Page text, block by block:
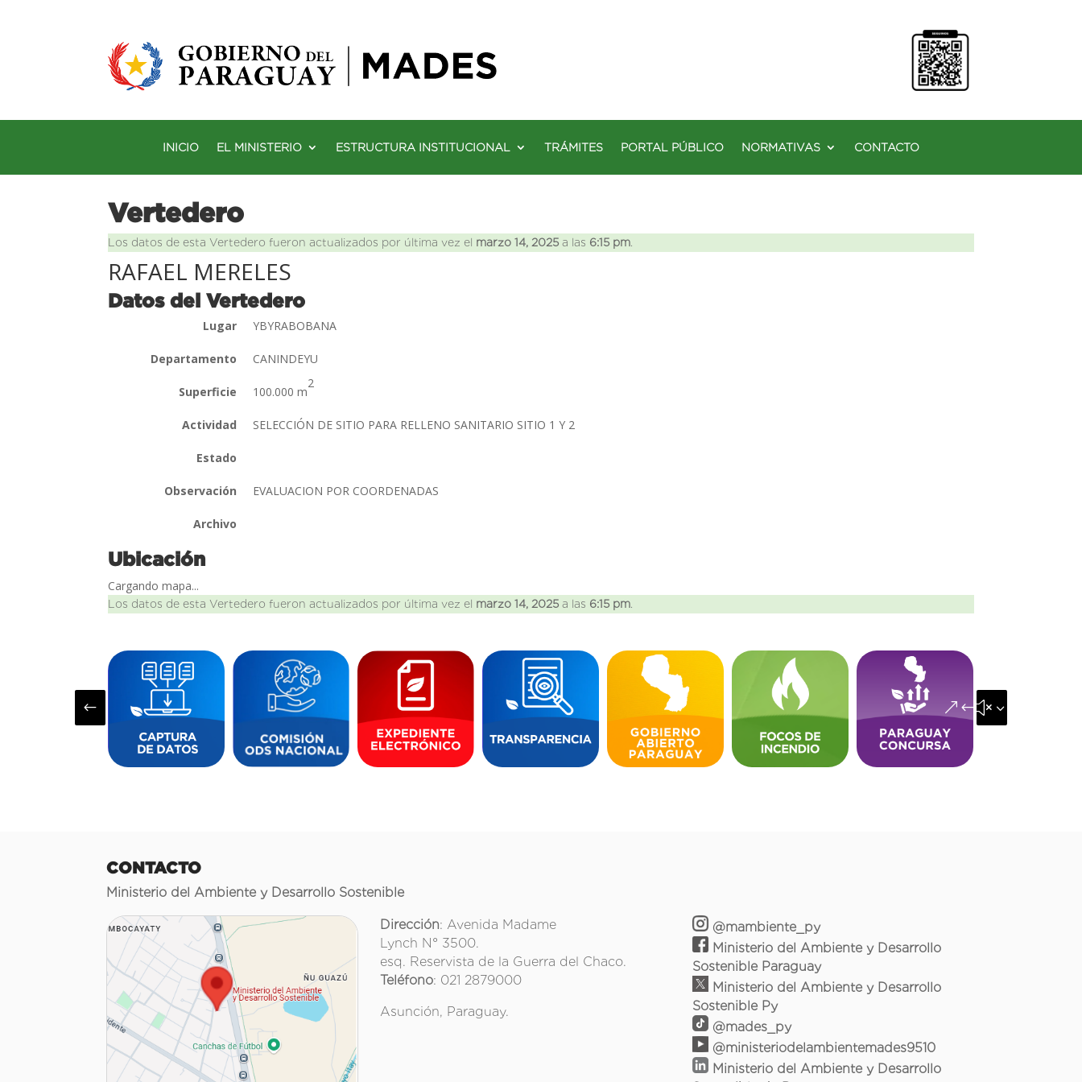
INICIO EL MINISTERIO ESTRUCTURA INSTITUCIONAL TRÁMITES PORTAL PÚBLICO NORMATIVAS CONTACTO
Vertedero
Los datos de esta Vertedero fueron actualizados por última vez el marzo 14, 2025 a las 6:15 pm
RAFAEL MERELES
Datos del Vertedero
Lugar YBYRABOBANA
Departamento CANINDEYU
Superficie 100.000 m
2
Actividad SELECCIÓN DE SITIO PARA RELLENO SANITARIO SITIO 1 Y 2
Estado
Observación EVALUACION POR COORDENADAS
Archivo
Ubicación
Cargando mapa...
Los datos de esta Vertedero fueron actualizados por última vez el marzo 14, 2025 a las 6:15 pm
# &#x35;
CONTACTO
Ministerio del Ambiente y Desarrollo Sostenible
Dirección: Avenida Madame
Lynch N° 3500.
esq. Reservista de la Guerra del Chaco.
Teléfono: 021 2879000
Asunción, Paraguay.
@mambiente_py
Ministerio del Ambiente y Desarrollo
Sostenible Paraguay
Ministerio del Ambiente y Desarrollo
Sostenible Py
@mades_py
@ministeriodelambientemades9510
Ministerio del Ambiente y Desarrollo